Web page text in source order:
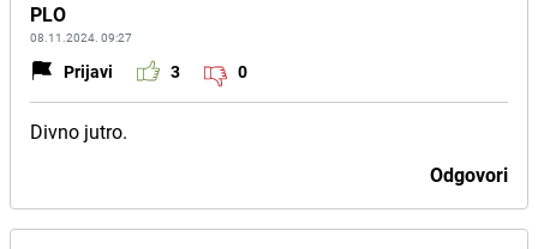
PLO
08.11.2024. 09:27
Prijavi 3 0
Divno jutro.
Odgovori